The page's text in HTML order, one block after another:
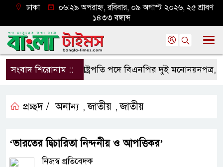
ঢাকা
০৬:২৯ অপরাহ্ন, রবিবার, ০৯ অগাস্ট ২০২৬, ২৫ শ্রাবণ
১৪৩৩ বঙ্গাব্দ
সংবাদ শিরোনাম ::রাষ্ট্রপতি পদে বিএনপির দুই মনোনয়নপত্র, ১১
প্রচ্ছদ / অনান্য ,জাতীয় ,জাতীয়
‘ভারতের দ্বিচারিতা নিন্দনীয় ও আপত্তিকর’
নিজস্ব প্রতিবেদক